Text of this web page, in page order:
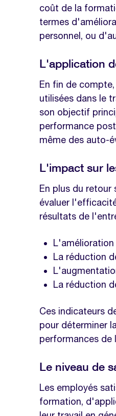
coût de la
termes
personnel, ou
L'application
En fin de
utilisées dans le
son objectif
performance
même des auto-
L'impact sur
En plus du retour
évaluer
résultats de
La réduction
La réduction
Ces indicateurs
pour déterminer
performances de
Le niveau de
Les employés
formation,